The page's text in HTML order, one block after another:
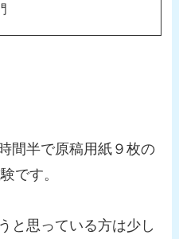
間半で原稿用紙９枚の
です。
と思っている方は少し